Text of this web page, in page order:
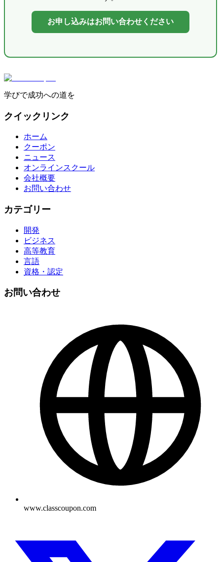
お申し込みはお問い合わせください
学びで成功への道を
クイックリンク
ホーム
クーポン
ニュース
オンラインスクール
会社概要
お問い合わせ
カテゴリー
開発
ビジネス
高等教育
言語
資格・認定
お問い合わせ
www.classcoupon.com